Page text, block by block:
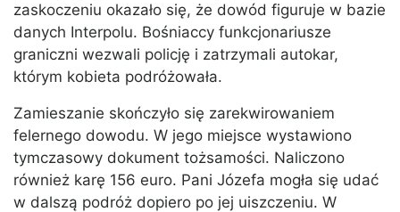
zaskoczeniu okazało się, że dowód figuruje w bazie
danych Interpolu. Bośniaccy funkcjonariusze
graniczni wezwali policję i zatrzymali autokar,
którym kobieta podróżowała.
Zamieszanie skończyło się zarekwirowaniem
felernego dowodu. W jego miejsce wystawiono
tymczasowy dokument tożsamości. Naliczono
również karę 156 euro. Pani Józefa mogła się udać
w dalszą podróż dopiero po jej uiszczeniu. W